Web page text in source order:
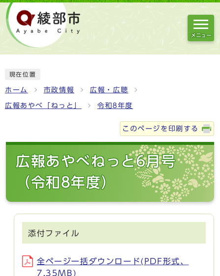
メニュー
現在位置
ホーム 市政情報 広報・広聴
広報あやべ「ねっと」 令和8年度
このページを印刷する
広報あやべねっと6月号
（令和8年度）
添付ファイル
全ページ一括ダウンロード(PDF形式、
7.35MB)